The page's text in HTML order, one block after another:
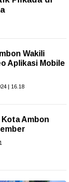
Wakili
Aplikasi Mobile
| 16.18
Kota Ambon